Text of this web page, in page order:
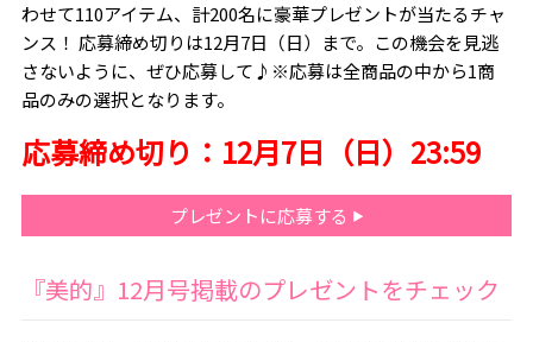
わせて110アイテム、計200名に豪華プレゼントが当たるチャ
ンス！ 応募締め切りは12月7日（日）まで。この機会を見逃
さないように、ぜひ応募して♪※応募は全商品の中から1商
品のみの選択となります。
応募締め切り：12月7日（日）23:59
プレゼントに応募する
『美的』12月号掲載のプレゼントをチェック